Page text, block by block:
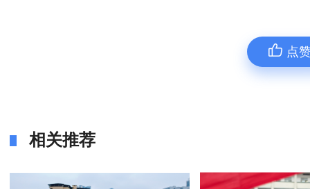
点
相关推荐